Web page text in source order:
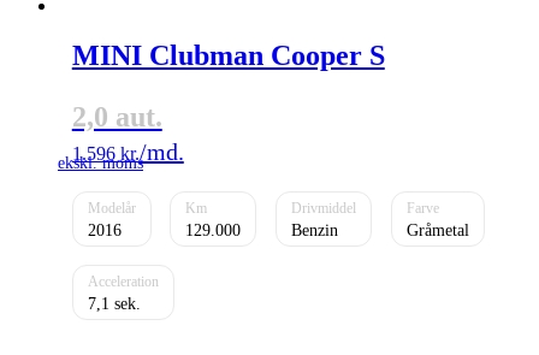
MINI Clubman Cooper S
2,0 aut.
1.596 kr.
2016 129.000 Benzin Gråmetal
7,1